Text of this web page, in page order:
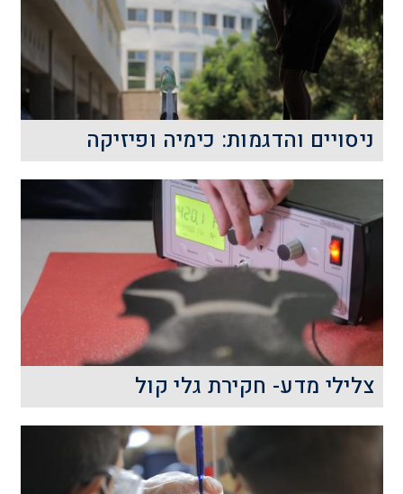
קרא עוד
ניסויים והדגמות בכימיה ובפיזיקה:
קרא עוד
ניסויים והדגמות: כימיה ופיזיקה
מה ההבדל בין רעש לבין מוזיקה? איך הם
נוצרים ובמה שונים מאפייניהם
הפיסיקליים?
צלילי מדע- חקירת גלי קול